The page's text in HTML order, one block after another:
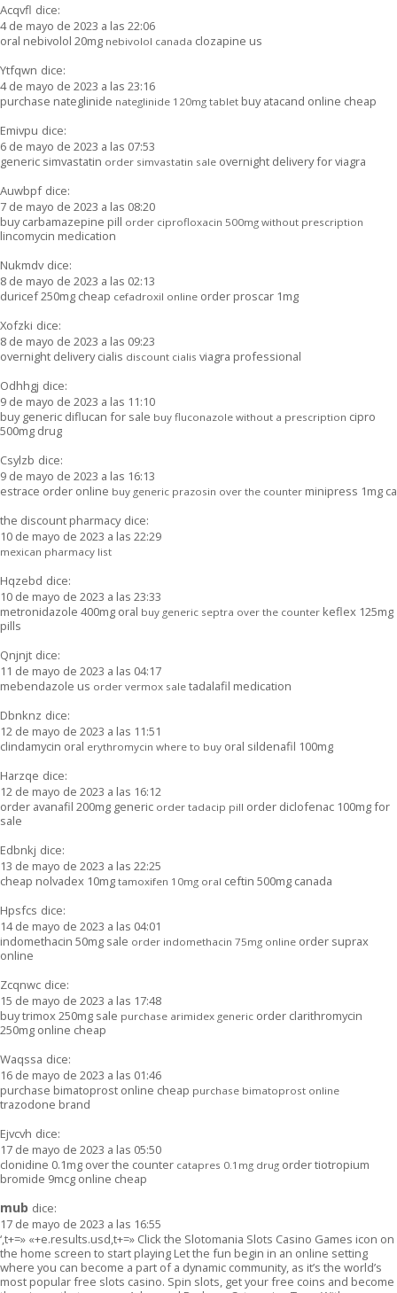
Acqvfl dice:
4 de mayo de 2023 a las 22:06
oral nebivolol 20mg nebivolol canada clozapine us
Ytfqwn dice:
4 de mayo de 2023 a las 23:16
purchase nateglinide nateglinide 120mg tablet buy atacand online cheap
Emivpu dice:
6 de mayo de 2023 a las 07:53
generic simvastatin order simvastatin sale overnight delivery for viagra
Auwbpf dice:
7 de mayo de 2023 a las 08:20
buy carbamazepine pill order ciprofloxacin 500mg without prescription
lincomycin medication
Nukmdv dice:
8 de mayo de 2023 a las 02:13
duricef 250mg cheap cefadroxil online order proscar 1mg
Xofzki dice:
8 de mayo de 2023 a las 09:23
overnight delivery cialis discount cialis viagra professional
Odhhgj dice:
9 de mayo de 2023 a las 11:10
buy generic diflucan for sale buy fluconazole without a prescription cipro
500mg drug
Csylzb dice:
9 de mayo de 2023 a las 16:13
estrace order online buy generic prazosin over the counter minipress 1mg ca
the discount pharmacy dice:
10 de mayo de 2023 a las 22:29
mexican pharmacy list
Hqzebd dice:
10 de mayo de 2023 a las 23:33
metronidazole 400mg oral buy generic septra over the counter keflex 125mg
pills
Qnjnjt dice:
11 de mayo de 2023 a las 04:17
mebendazole us order vermox sale tadalafil medication
Dbnknz dice:
12 de mayo de 2023 a las 11:51
clindamycin oral erythromycin where to buy oral sildenafil 100mg
Harzqe dice:
12 de mayo de 2023 a las 16:12
order avanafil 200mg generic order tadacip pill order diclofenac 100mg for
sale
Edbnkj dice:
13 de mayo de 2023 a las 22:25
cheap nolvadex 10mg tamoxifen 10mg oral ceftin 500mg canada
Hpsfcs dice:
14 de mayo de 2023 a las 04:01
indomethacin 50mg sale order indomethacin 75mg online order suprax
online
Zcqnwc dice:
15 de mayo de 2023 a las 17:48
buy trimox 250mg sale purchase arimidex generic order clarithromycin
250mg online cheap
Waqssa dice:
16 de mayo de 2023 a las 01:46
purchase bimatoprost online cheap purchase bimatoprost online
trazodone brand
Ejvcvh dice:
17 de mayo de 2023 a las 05:50
clonidine 0.1mg over the counter catapres 0.1mg drug order tiotropium
bromide 9mcg online cheap
mub dice:
17 de mayo de 2023 a las 16:55
‘,t+=» «+e.results.usd,t+=» Click the Slotomania Slots Casino Games icon on
the home screen to start playing Let the fun begin in an online setting
where you can become a part of a dynamic community, as it’s the world’s
most popular free slots casino. Spin slots, get your free coins and become